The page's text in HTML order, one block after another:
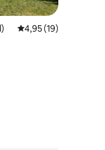
საშუალო შეფასებაა
4,95 (19)